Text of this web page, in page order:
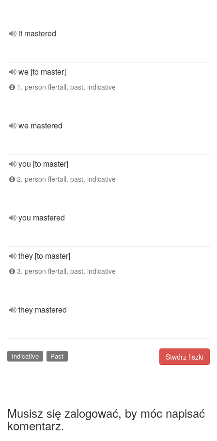
it mastered
we [to master]
1. person flertall, past, indicative
we mastered
you [to master]
2. person flertall, past, indicative
you mastered
they [to master]
3. person flertall, past, indicative
they mastered
Stwórz fiszki
Indicative Past
Musisz się zalogować, by móc napisać
komentarz.